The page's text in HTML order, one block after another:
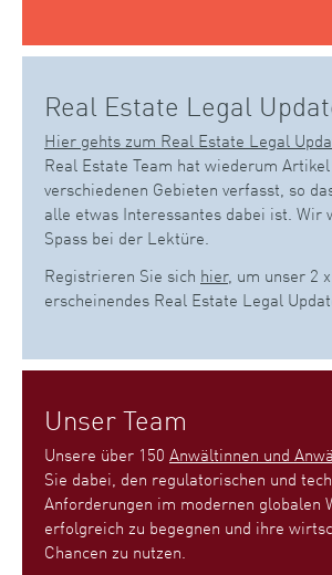
Real Estate Legal
Hier gehts zum Real Estate Legal
Real Estate Team hat wiederum
verschiedenen Gebieten verfasst, so
alle etwas Interessantes dabei ist. Wir
Spass bei der Lektüre.
Registrieren Sie sich hier, um unser 2
erscheinendes Real Estate Legal
Unser Team
Unsere über 150 Anwältinnen und
Sie dabei, den regulatorischen und
Anforderungen im modernen globalen
erfolgreich zu begegnen und ihre
Chancen zu nutzen.